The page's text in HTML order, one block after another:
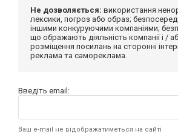
Не дозволяється: використання
лексики, погроз або образ;
іншими конкуруючими компаніями;
що ображають діяльність компанії і /
розміщення посилань на сторонні
реклама та самореклама.
Введіть email:
Ваш e-mail не відображатиметься на сайті